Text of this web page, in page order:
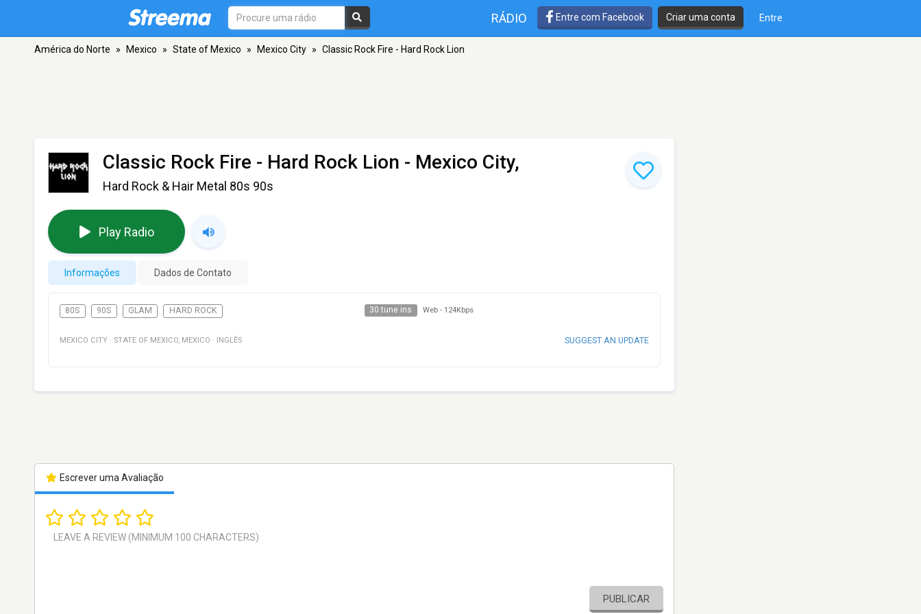
RÁDIO Entre com Facebook Criar uma conta Entre
América do Norte » Mexico » State of Mexico » Mexico City » Classic Rock Fire - Hard Rock Lion
Classic Rock Fire - Hard Rock Lion - Mexico City,
Hard Rock & Hair Metal 80s 90s
Play Radio
Informações Dados de Contato
80S 90S GLAM HARD ROCK 30 tune ins Web - 124Kbps
MEXICO CITY · STATE OF MEXICO, MEXICO · INGLÊS SUGGEST AN UPDATE
Escrever uma Avaliação
PUBLICAR